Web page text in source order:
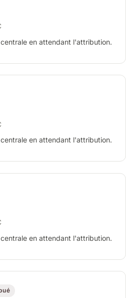
en attendant l'attribution.
en attendant l'attribution.
en attendant l'attribution.